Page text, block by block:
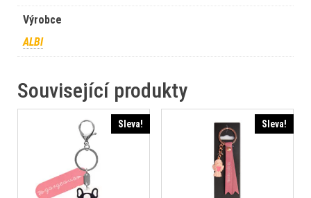
Výrobce
ALBI
Související produkty
Sleva! Sleva!